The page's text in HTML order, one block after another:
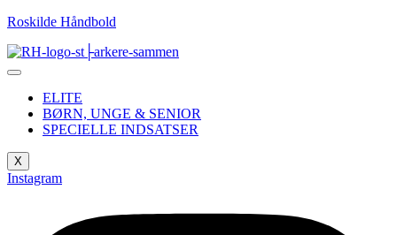
Roskilde Håndbold
ELITE
BØRN, UNGE & SENIOR
SPECIELLE INDSATSER
X
Instagram